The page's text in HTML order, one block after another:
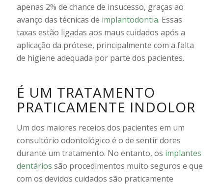
apenas 2% de chance de insucesso, graças ao
avanço das técnicas de implantodontia. Essas
taxas estão ligadas aos maus cuidados após a
aplicação da prótese, principalmente com a falta
de higiene adequada por parte dos pacientes.
É UM TRATAMENTO
PRATICAMENTE INDOLOR
Um dos maiores receios dos pacientes em um
consultório odontológico é o de sentir dores
durante um tratamento. No entanto, os implantes
dentários são procedimentos muito seguros e que
com os devidos cuidados são praticamente